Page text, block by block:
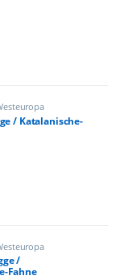
weist mehrere
/ Katalanische-
weist mehrere
/
Fahne